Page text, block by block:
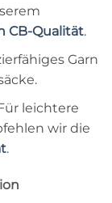
CB-Qualität.
Garn
leichtere
wir die
.